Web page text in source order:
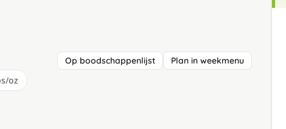
Op boodschappenlijst Plan in weekmenu
oz